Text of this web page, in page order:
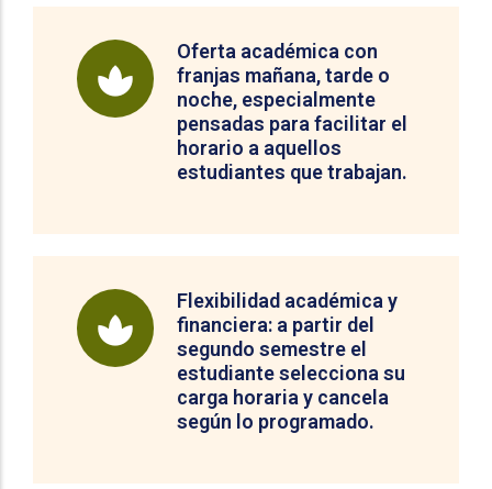
Oferta académica con
franjas mañana, tarde o
noche, especialmente
pensadas para facilitar el
horario a aquellos
estudiantes que trabajan.
Flexibilidad académica y
financiera: a partir del
segundo semestre el
estudiante selecciona su
carga horaria y cancela
según lo programado.